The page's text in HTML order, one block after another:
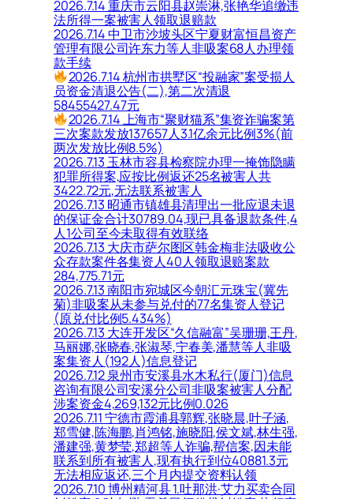
2026.7.14 重庆市云阳县赵崇淋,张艳华追缴违
法所得一案被害人领取退赔款
2026.7.14 中卫市沙坡头区宁夏财富恒昌资产
管理有限公司许东力等人非吸案68人办理领
款手续
2026.7.14 杭州市拱墅区“投融家”案受损人
员资金清退公告(二),第二次清退
58455427.47元
2026.7.14 上海市“聚财猫系”集资诈骗案第
三次案款发放137657人3.1亿余元比例3%(前
两次发放比例8.5%)
2026.7.13 玉林市容县检察院办理一掩饰隐瞒
犯罪所得案,应按比例返还25名被害人共
3422.72元,无法联系被害人
2026.7.13 昭通市镇雄县清理出一批应退未退
的保证金合计30789.04,现已具备退款条件,4
人1公司至今未取得有效联络
2026.7.13 大庆市萨尔图区韩金梅非法吸收公
众存款案件各集资人40人领取退赔案款
284,775.71元
2026.7.13 南阳市宛城区今朝汇元珠宝(冀先
菊)非吸案从未参与兑付的77名集资人登记
(原兑付比例5.434%)
2026.7.13 大连开发区“久信融富”吴珊珊,王丹,
马丽娜,张晓春,张淑琴,宁春美,潘慧等人非吸
案集资人(192人)信息登记
2026.7.12 泉州市安溪县水木私行(厦门)信息
咨询有限公司安溪分公司非吸案被害人分配
涉案资金4,269,132元比例0.026
2026.7.11 宁德市霞浦县郭辉,张晓晨,叶子涵,
郑雪健,陈海鹏,肖鸿铭,施晓阳,侯文斌,林生强,
潘建强,黄梦莹,郑超等人诈骗,帮信案,因未能
联系到所有被害人,现有执行到位40881.3元
无法相应返还,三个月内提交资料认领
2026.7.10 博州精河县 1.吐那洪·艾力买卖合同